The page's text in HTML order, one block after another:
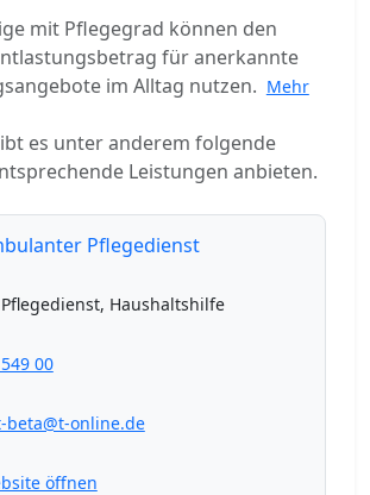
mit Pflegegrad können den
für anerkannte
im Alltag nutzen. Mehr
es unter anderem folgende
Leistungen anbieten.
Pflegedienst
Haushaltshilfe
00
beta@t-online.de
öffnen